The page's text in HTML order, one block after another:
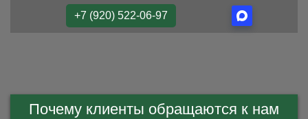
+7 (920) 522-06-97
Почему клиенты обращаются к нам